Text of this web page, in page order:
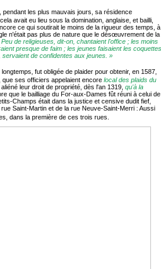
les plus mauvais jours, sa résidence
avait eu lieu sous la domination, anglaise, et bailli,
ce qui soutirait le moins de la rigueur des temps, à
n'était pas plus de nature que le désœuvrement de la
Peu de religieuses, dit-on, chantaient l'office ; les moins
presque de faim ; les jeunes faisaient les coquettes
de confidentes aux jeunes. »
fut obligée de plaider pour obtenir, en 1587,
ses officiers appelaient encore local des plaids du
leur droit de propriété, dès l'an 1319, qu'à la
que le bailliage du For-aux-Dames fût réuni à celui de
Champs était dans la justice et censive dudit fief,
Saint-Martin et de la rue Neuve-Saint-Merri : Aussi
dans la première de ces trois rues.